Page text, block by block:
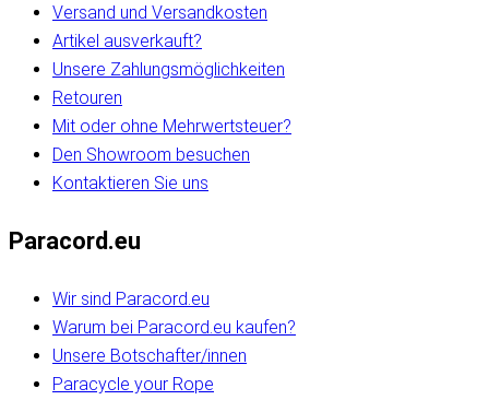
Versand und Versandkosten
Artikel ausverkauft?
Unsere Zahlungsmöglichkeiten
Retouren
Mit oder ohne Mehrwertsteuer?
Den Showroom besuchen
Kontaktieren Sie uns
Paracord.eu
Wir sind Paracord.eu
Warum bei Paracord.eu kaufen?
Unsere Botschafter/innen
Paracycle your Rope